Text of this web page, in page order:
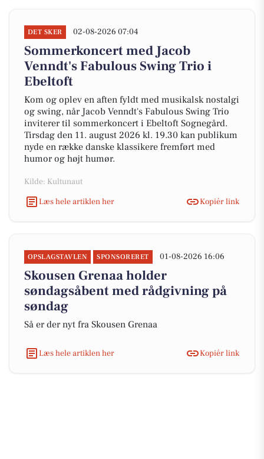
DET SKER 02-08-2026 07:04
Sommerkoncert med Jacob
Venndt's Fabulous Swing Trio i
Ebeltoft
Kom og oplev en aften fyldt med musikalsk nostalgi
og swing, når Jacob Venndt's Fabulous Swing Trio
inviterer til sommerkoncert i Ebeltoft Sognegård.
Tirsdag den 11. august 2026 kl. 19.30 kan publikum
nyde en række danske klassikere fremført med
humor og højt humør.
Kilde: Kultunaut
Læs hele artiklen her
Kopiér link
OPSLAGSTAVLEN SPONSORERET 01-08-2026 16:06
Skousen Grenaa holder
søndagsåbent med rådgivning på
søndag
Så er der nyt fra Skousen Grenaa
Læs hele artiklen her Kopiér link